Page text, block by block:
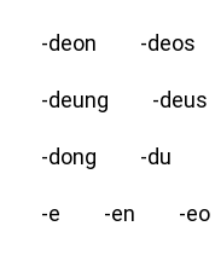
-deon -deos
-deung -deus
-dong -du
-e -en -eo